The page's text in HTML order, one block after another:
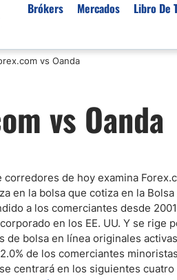
Brókers Mercados
Primas
Cafe
USD)
WTI
Libro De
confianza
confiar en nosotros
vs Oanda
vs Oanda
corredores de hoy examina
en la bolsa que cotiza en la
a los comerciantes desde
en los EE. UU. Y se
de bolsa en línea originales
de los comerciantes
centrará en los siguientes